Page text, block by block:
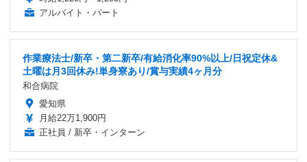
アルバイト・パート
作業療法士/新卒・第二新卒/有給消化率90%以上/日祝定休&
土曜は月3回休み!単身寮あり/賞与実績4ヶ月分
和合病院
愛知県
月給22万1,900円
正社員 / 新卒・インターン